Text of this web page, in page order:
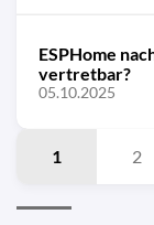
ESPHome
vertretbar?
05.10.2025
1 2